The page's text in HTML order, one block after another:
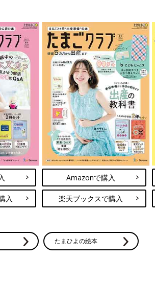
合わせて専門家のアドバイスを毎日お届
マ同士で情報交換したり、励ましあったりで
写真だけでは伝わらない”できごと”を簡単に
く」も大人気！
ダウンロード（無料）
の本
新百科 (ベネッセ・ムック たまひよブッ
ーズ」の「育児新百科」がリニューアル！
月齢別に毎日の赤ちゃんの成長の様子とマ
入
Amazonで購入
楽天ブックスで購入
たまひよの絵本